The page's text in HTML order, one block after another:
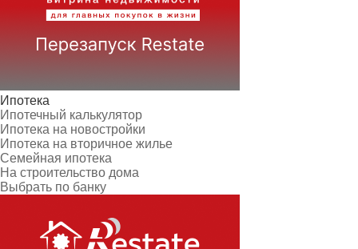
Ипотека
Ипотечный калькулятор
Ипотека на новостройки
Ипотека на вторичное жилье
Семейная ипотека
На строительство дома
Выбрать по банку